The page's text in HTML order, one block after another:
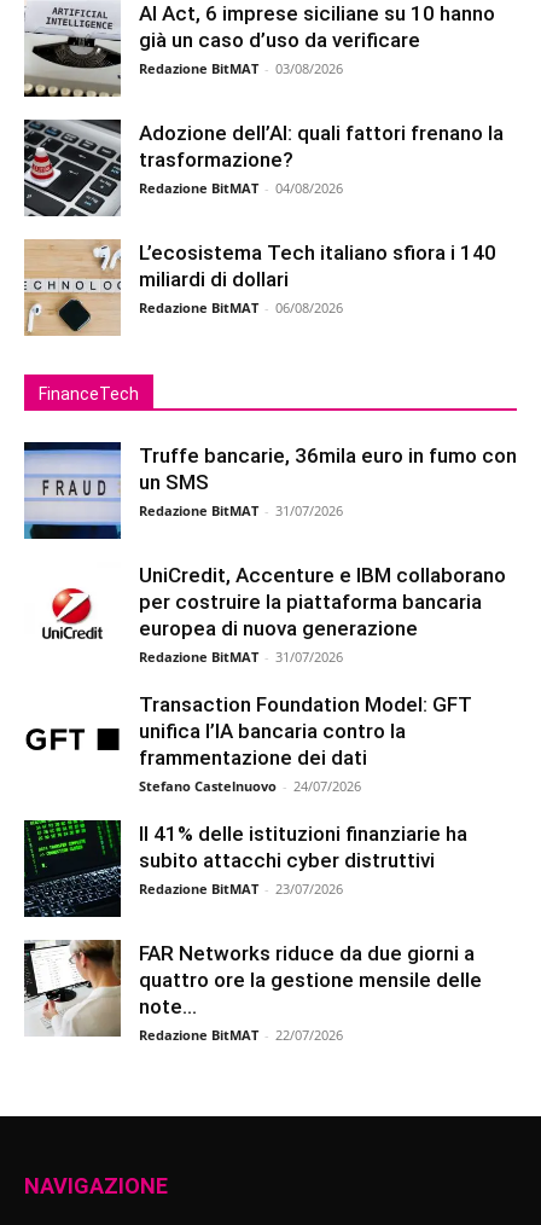
AI Act, 6 imprese siciliane su 10 hanno
già un caso d’uso da verificare
Redazione BitMAT - 03/08/2026
Adozione dell’AI: quali fattori frenano la
trasformazione?
Redazione BitMAT - 04/08/2026
L’ecosistema Tech italiano sfiora i 140
miliardi di dollari
Redazione BitMAT - 06/08/2026
FinanceTech
Truffe bancarie, 36mila euro in fumo con
un SMS
Redazione BitMAT - 31/07/2026
UniCredit, Accenture e IBM collaborano
per costruire la piattaforma bancaria
europea di nuova generazione
Redazione BitMAT - 31/07/2026
Transaction Foundation Model: GFT
unifica l’IA bancaria contro la
frammentazione dei dati
Stefano Castelnuovo - 24/07/2026
Il 41% delle istituzioni finanziarie ha
subito attacchi cyber distruttivi
Redazione BitMAT - 23/07/2026
FAR Networks riduce da due giorni a
quattro ore la gestione mensile delle
note...
Redazione BitMAT - 22/07/2026
NAVIGAZIONE